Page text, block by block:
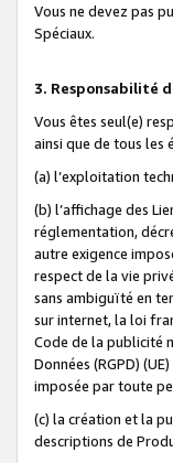
Vous ne devez pas
Spéciaux.
3. Responsabilité
Vous êtes seul(e)
ainsi que de tous les
(a) l’exploitation
(b) l’affichage des
réglementation,
autre exigence
respect de la vie
sans ambiguïté en
sur internet, la loi
Code de la publicité
Données (RGPD)
imposée par toute
(c) la création et la
descriptions de